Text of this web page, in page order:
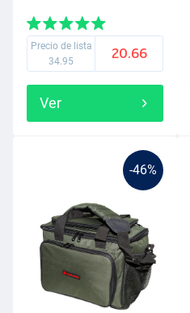
Precio de lista
34.95
20.66
Ver
-46%